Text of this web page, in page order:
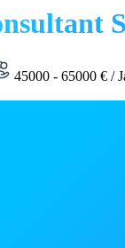
45000 - 65000 € /